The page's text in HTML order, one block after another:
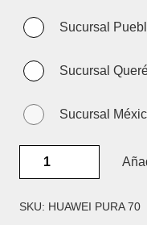
Sucursal
Sucursal
Sucursal
PURA
OLED-
SKU: HUAWEI PURA 70